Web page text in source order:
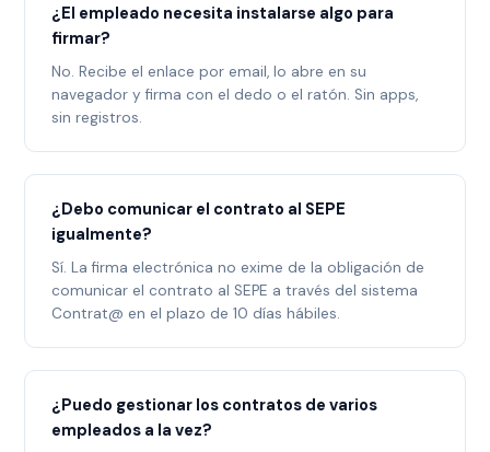
¿El empleado necesita instalarse algo para
firmar?
No. Recibe el enlace por email, lo abre en su
navegador y firma con el dedo o el ratón. Sin apps,
sin registros.
¿Debo comunicar el contrato al SEPE
igualmente?
Sí. La firma electrónica no exime de la obligación de
comunicar el contrato al SEPE a través del sistema
Contrat@ en el plazo de 10 días hábiles.
¿Puedo gestionar los contratos de varios
empleados a la vez?